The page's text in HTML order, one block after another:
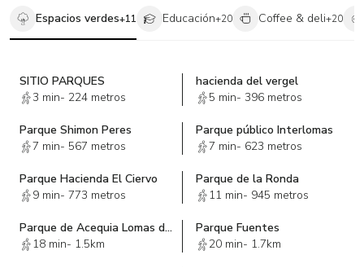
Espacios verdes+11 Educación+20 Coffee & deli+20
SITIO PARQUES
3 min- 224 metros
hacienda del vergel
5 min- 396 metros
Parque Shimon Peres
7 min- 567 metros
Parque público Interlomas
7 min- 623 metros
Parque Hacienda El Ciervo
9 min- 773 metros
Parque de la Ronda
11 min- 945 metros
Parque de Acequia Lomas de las Palmas
18 min- 1.5km
Parque Fuentes
20 min- 1.7km